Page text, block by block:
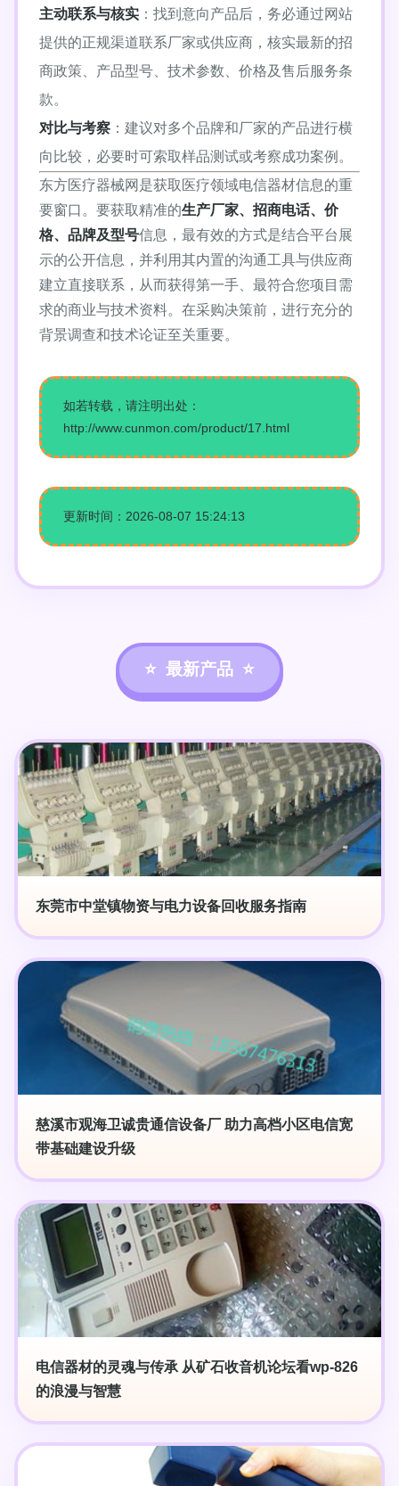
主动联系与核实 ：找到意向产品后，务必通过网站
提供的正规渠道联系厂家或供应商，核实最新的招
商政策、产品型号、技术参数、价格及售后服务条
款。
对比与考察 ：建议对多个品牌和厂家的产品进行横
向比较，必要时可索取样品测试或考察成功案例。
东方医疗器械网是获取医疗领域电信器材信息的重
要窗口。要获取精准的生产厂家、招商电话、价
格、品牌及型号信息，最有效的方式是结合平台展
示的公开信息，并利用其内置的沟通工具与供应商
建立直接联系，从而获得第一手、最符合您项目需
求的商业与技术资料。在采购决策前，进行充分的
背景调查和技术论证至关重要。
如若转载，请注明出处：
http://www.cunmon.com/product/17.html
更新时间：2026-08-07 15:24:13
最新产品
东莞市中堂镇物资与电力设备回收服务指南
慈溪市观海卫诚贵通信设备厂 助力高档小区电信宽
带基础建设升级
电信器材的灵魂与传承 从矿石收音机论坛看wp-826
的浪漫与智慧